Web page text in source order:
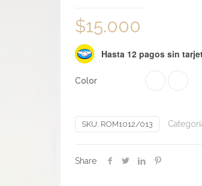
$15.000
Hasta 12 pagos sin
Color
SKU: ROM1012/013
Share